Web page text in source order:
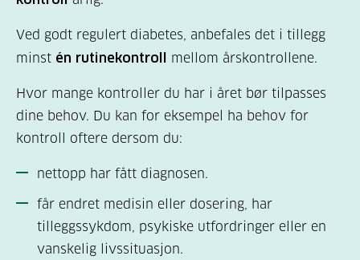
Ved godt regulert diabetes, anbefales det i tillegg
minst én rutinekontroll mellom årskontrollene.
Hvor mange kontroller du har i året bør tilpasses
dine behov. Du kan for eksempel ha behov for
kontroll oftere dersom du:
nettopp har fått diagnosen.
får endret medisin eller dosering, har
tilleggssykdom, psykiske utfordringer eller en
vanskelig livssituasjon.